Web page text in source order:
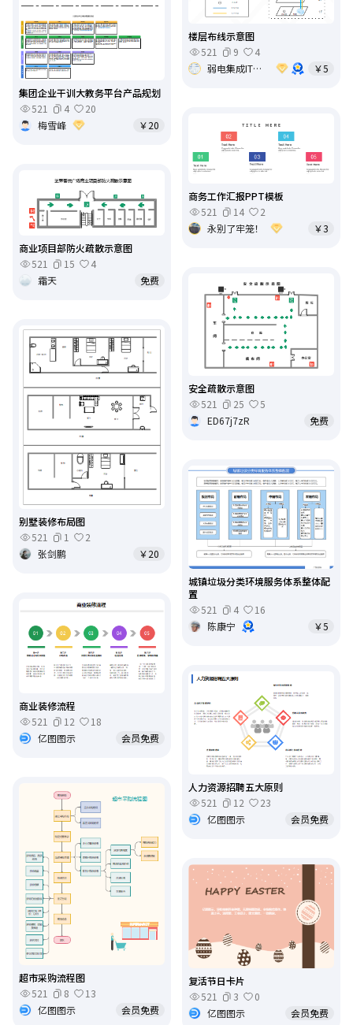
楼层布线示意图
521
9
4
弱电集成IT基础架构运维
￥5
集团企业干训大教务平台产品规划
521
4
20
梅雪峰
￥20
商务工作汇报PPT模板
521
14
2
永别了牢笼！
￥3
商业项目部防火疏散示意图
521
15
4
霜天
免费
安全疏散示意图
521
25
5
ED67j7zR
免费
别墅装修布局图
521
1
2
张剑鹏
￥20
城镇垃圾分类环境服务体系整体配
置
521
4
16
陈康宁
￥5
商业装修流程
521
12
18
亿图图示
会员免费
人力资源招聘五大原则
521
12
23
亿图图示
会员免费
超市采购流程图
521
8
13
亿图图示
会员免费
复活节日卡片
521
3
0
亿图图示
会员免费